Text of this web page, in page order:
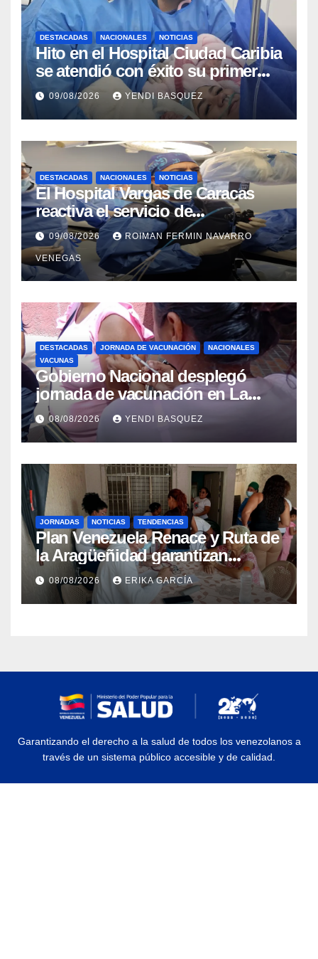
DESTACADAS NACIONALES NOTICIAS
Hito en el Hospital Ciudad Caribia
se atendió con éxito su primer
parto gemelar
09/08/2026 YENDI BASQUEZ
DESTACADAS NACIONALES NOTICIAS
El Hospital Vargas de Caracas
reactiva el servicio de
Colangiopancreatografía
Retrógrada Endoscópica para
beneficiar a cientos de pacientes
09/08/2026 ROIMAN FERMIN NAVARRO
VENEGAS
DESTACADAS JORNADA DE VACUNACIÓN
NACIONALES
VACUNAS
Gobierno Nacional desplegó
jornada de vacunación en La
Guaira para garantizar protección
epidemiológica
08/08/2026 YENDI BASQUEZ
JORNADAS NOTICIAS TENDENCIAS
Plan Venezuela Renace y Ruta de
la Aragüeñidad garantizan
atención médica integral en
Aragua
08/08/2026 ERIKA GARCÍA
Garantizando el derecho a la salud de todos los venezolanos a
través de un sistema público accesible y de calidad.